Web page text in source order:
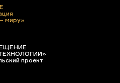
миру»
проект